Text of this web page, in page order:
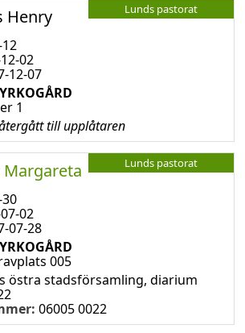
Lunds pastorat
Henry
02
12-07
1
till upplåtaren
Lunds pastorat
Margareta
02
07-28
005
östra stadsförsamling, diarium
06005 0022